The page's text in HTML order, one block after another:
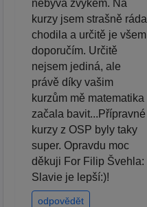
nebývá zvykem. Na
kurzy jsem strašně ráda
chodila a určitě je všem
doporučím. Určitě
nejsem jediná, ale
právě díky vašim
kurzům mě matematika
začala bavit...Přípravné
kurzy z OSP byly taky
super. Opravdu moc
děkuji For Filip Švehla:
Slavie je lepší:)!
odpovědět